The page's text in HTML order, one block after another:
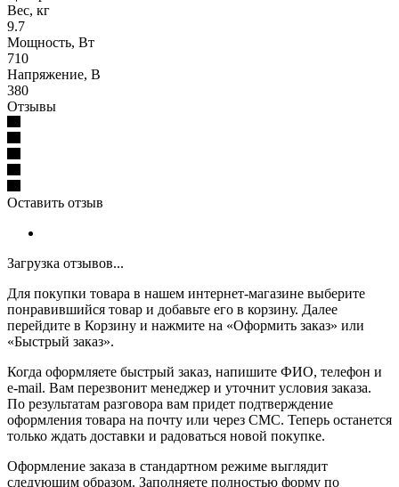
Вес, кг
9.7
Мощность, Вт
710
Напряжение, В
380
Отзывы
Оставить отзыв
Загрузка отзывов...
Для покупки товара в нашем интернет-магазине выберите
понравившийся товар и добавьте его в корзину. Далее
перейдите в Корзину и нажмите на «Оформить заказ» или
«Быстрый заказ».
Когда оформляете быстрый заказ, напишите ФИО, телефон и
e-mail. Вам перезвонит менеджер и уточнит условия заказа.
По результатам разговора вам придет подтверждение
оформления товара на почту или через СМС. Теперь останется
только ждать доставки и радоваться новой покупке.
Оформление заказа в стандартном режиме выглядит
следующим образом. Заполняете полностью форму по